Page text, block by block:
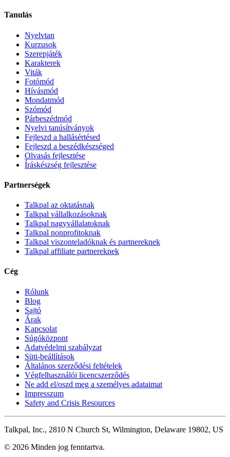
Tanulás
Nyelvtan
Kurzusok
Szerepjáték
Karakterek
Viták
Fotómód
Hívásmód
Mondatmód
Szómód
Párbeszédmód
Nyelvi tanúsítványok
Fejleszd a hallásértésed
Fejleszd a beszédkészséged
Olvasás fejlesztése
Íráskészség fejlesztése
Partnerségek
Talkpal az oktatásnak
Talkpal vállalkozásoknak
Talkpal nagyvállalatoknak
Talkpal nonprofitoknak
Talkpal viszonteladóknak és partnereknek
Talkpal affiliate partnereknek
Cég
Rólunk
Blog
Sajtó
Árak
Kapcsolat
Súgóközpont
Adatvédelmi szabályzat
Süti-beállítások
Általános szerződési feltételek
Végfelhasználói licencszerződés
Ne add el/oszd meg a személyes adataimat
Impresszum
Safety and Crisis Resources
Talkpal, Inc., 2810 N Church St, Wilmington, Delaware 19802, US
© 2026 Minden jog fenntartva.